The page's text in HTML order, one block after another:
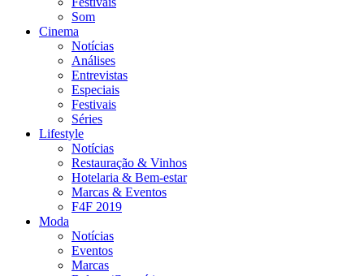
Som
Cinema
Notícias
Análises
Entrevistas
Especiais
Festivais
Séries
Lifestyle
Notícias
Restauração & Vinhos
Hotelaria & Bem-estar
Marcas & Eventos
F4F 2019
Moda
Notícias
Eventos
Marcas